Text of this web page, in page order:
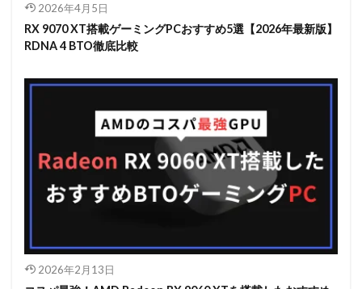
2026年4月5日
RX 9070 XT搭載ゲーミングPCおすすめ5選【2026年最新版】
RDNA 4 BTO徹底比較
2026年2月13日